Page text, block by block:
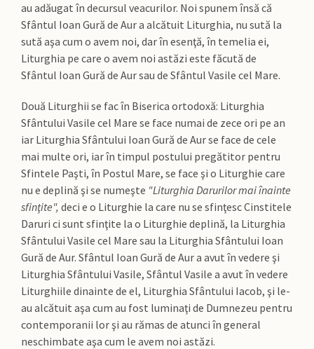
au adăugat în decursul veacurilor. Noi spunem însă că
Sfântul Ioan Gură de Aur a alcătuit Liturghia, nu sută la
sută aşa cum o avem noi, dar în esenţă, în temelia ei,
Liturghia pe care o avem noi astăzi este făcută de
Sfântul Ioan Gură de Aur sau de Sfântul Vasile cel Mare.
Două Liturghii se fac în Biserica ortodoxă: Liturghia
Sfântului Vasile cel Mare se face numai de zece ori pe an
iar Liturghia Sfântului Ioan Gură de Aur se face de cele
mai multe ori, iar în timpul postului pregătitor pentru
Sfintele Paşti, în Postul Mare, se face şi o Liturghie care
nu e deplină şi se numeşte "Liturghia Darurilor mai înainte
sfinţite", deci e o Liturghie la care nu se sfinţesc Cinstitele
Daruri ci sunt sfinţite la o Liturghie deplină, la Liturghia
Sfântului Vasile cel Mare sau la Liturghia Sfântului Ioan
Gură de Aur. Sfântul Ioan Gură de Aur a avut în vedere şi
Liturghia Sfântului Vasile, Sfântul Vasile a avut în vedere
Liturghiile dinainte de el, Liturghia Sfântului Iacob, şi le-
au alcătuit aşa cum au fost luminaţi de Dumnezeu pentru
contemporanii lor şi au rămas de atunci în general
neschimbate aşa cum le avem noi astăzi.